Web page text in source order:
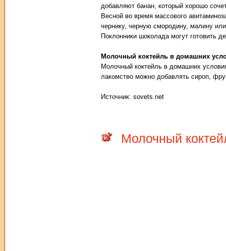
добавляют банан, который хорошо
Весной во время массового
чернику, черную смородину, малину
Поклонники шоколада могут готовить
Молочный коктейль в домашних
Молочный коктейль в домашних
лакомство можно добавлять сироп,
Источник: sovets.net
Молочный